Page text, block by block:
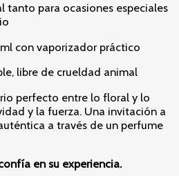
tanto para ocasiones especiales
con vaporizador práctico
libre de crueldad animal
perfecto entre lo floral y lo
y la fuerza. Una invitación a
a través de un perfume
en su experiencia.